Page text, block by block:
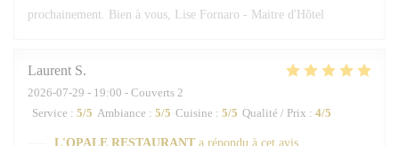
prochainement. Bien à vous, Lise Fornaro - Maitre d'Hôtel
Laurent S
2026-07-29 - 19:00 - Couverts 2
Service : 5/5 Ambiance : 5/5 Cuisine : 5/5 Qualité / Prix : 4/5
L'OPALE RESTAURANT a répondu à cet avis